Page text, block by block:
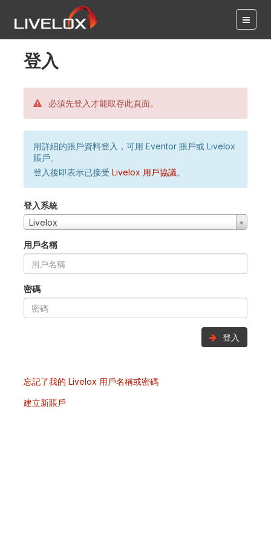
登入
必須先登入才能取存此頁面。
用詳細的賬戶資料登入，可用 Eventor 賬戶或 Livelox
賬戶。
登入後即表示已接受 Livelox 用戶協議。
登入系統
Livelox
用戶名稱
密碼
登入
忘記了我的 Livelox 用戶名稱或密碼
建立新賬戶